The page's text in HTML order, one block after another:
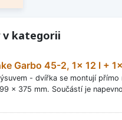
v kategorii
Garbo 45-2, 1x 12 l +
- dvířka se montují
x 375 mm. Součástí je